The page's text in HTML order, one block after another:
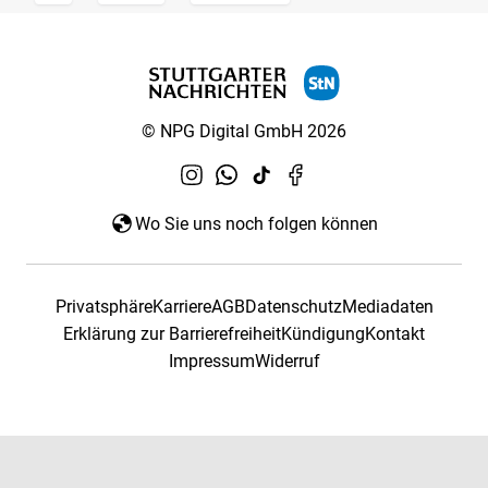
© NPG Digital GmbH 2026
Wo Sie uns noch folgen können
PrivatsphäreKarriereAGBDatenschutzMediadaten
Erklärung zur BarrierefreiheitKündigungKontakt
ImpressumWiderruf